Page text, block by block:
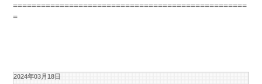
==================================================
=
2024年03月18日